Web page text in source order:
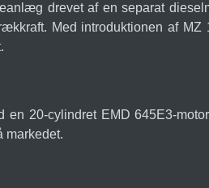
drevet af en separat
Med introduktionen af
en 20-cylindret EMD 645E3-
markedet.